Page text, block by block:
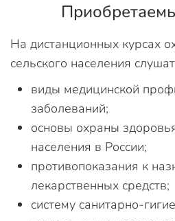
На дистанционных курсах
сельского населения
виды медицинской
заболеваний;
основы охраны
населения в России;
противопоказания к
лекарственных средств;
систему санитарно-